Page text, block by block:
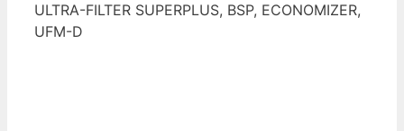
ULTRA-FILTER SUPERPLUS, BSP, ECONOMIZER,
UFM-D